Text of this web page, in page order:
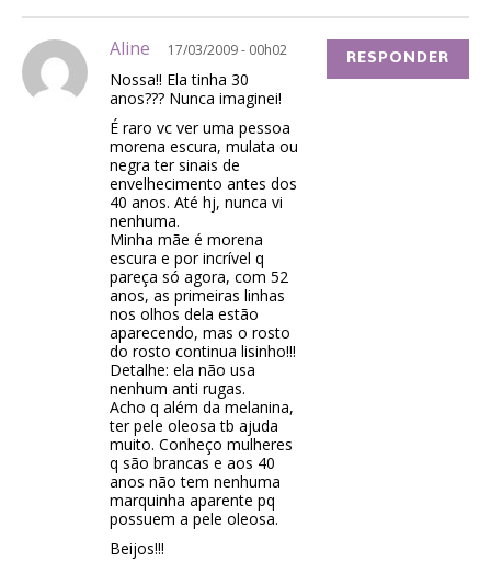
Aline 17/03/2009 - 00h02
Nossa!! Ela tinha 30
anos??? Nunca imaginei!
É raro vc ver uma pessoa
morena escura, mulata ou
negra ter sinais de
envelhecimento antes dos
40 anos. Até hj, nunca vi
nenhuma.
Minha mãe é morena
escura e por incrível q
pareça só agora, com 52
anos, as primeiras linhas
nos olhos dela estão
aparecendo, mas o rosto
do rosto continua lisinho!!!
Detalhe: ela não usa
nenhum anti rugas.
Acho q além da melanina,
ter pele oleosa tb ajuda
muito. Conheço mulheres
q são brancas e aos 40
anos não tem nenhuma
marquinha aparente pq
possuem a pele oleosa.
Beijos!!!
RESPONDER